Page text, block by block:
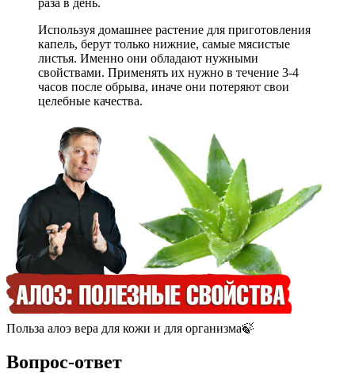
раза в день.
Используя домашнее растение для приготовления
капель, берут только нижние, самые мясистые
листья. Именно они обладают нужными
свойствами. Применять их нужно в течение 3-4
часов после обрыва, иначе они потеряют свои
целебные качества.
Польза алоэ вера для кожи и для организма🍃
Вопрос-ответ